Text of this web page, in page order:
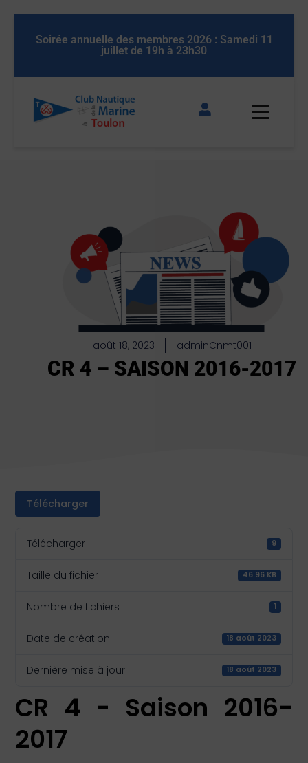
Soirée annuelle des membres 2026 : Samedi 11
juillet de 19h à 23h30
Soirée
août 18, 2023 adminCnmt001
CR 4 – SAISON 2016-2017
Télécharger
Télécharger 9
Taille du fichier 46.96 KB
Nombre de fichiers 1
Date de création 18 août 2023
Dernière mise à jour 18 août 2023
CR 4 - Saison 2016-
2017